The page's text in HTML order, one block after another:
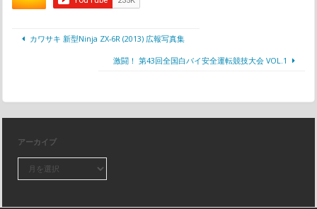
カワサキ 新型Ninja ZX-6R (2013) 広報写真集
激闘！ 第43回全国白バイ安全運転競技大会 VOL.1
アーカイブ